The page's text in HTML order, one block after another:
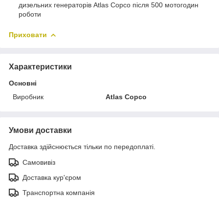
дизельних генераторів Atlas Copco після 500 мотогодин
роботи
Приховати
Характеристики
Основні
Виробник
Atlas Copco
Умови доставки
Доставка здійснюється тільки по передоплаті.
Самовивіз
Доставка кур'єром
Транспортна компанія